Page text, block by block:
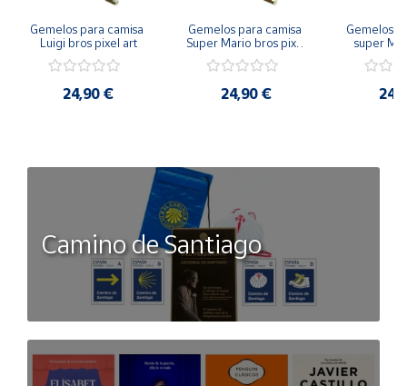
Gemelos para camisa
Luigi bros pixel art
24,90 €
Gemelos para camisa
Super Mario bros pixel
art
24,90 €
Gemelos
super
Luigi
Camino de Santiago